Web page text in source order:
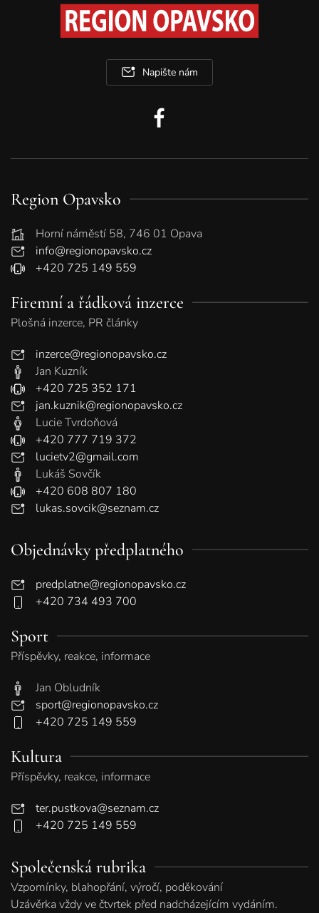
Napište nám
Region Opavsko
Horní náměstí 58, 746 01 Opava
info@regionopavsko.cz
+420 725 149 559
Firemní a řádková inzerce
Plošná inzerce, PR články
inzerce@regionopavsko.cz
Jan Kuzník
+420 725 352 171
jan.kuznik@regionopavsko.cz
Lucie Tvrdoňová
+420 777 719 372
lucietv2@gmail.com
Lukáš Sovčík
+420 608 807 180
lukas.sovcik@seznam.cz
Objednávky předplatného
predplatne@regionopavsko.cz
+420 734 493 700
Sport
Příspěvky, reakce, informace
Jan Obludník
sport@regionopavsko.cz
+420 725 149 559
Kultura
Příspěvky, reakce, informace
ter.pustkova@seznam.cz
+420 725 149 559
Společenská rubrika
Vzpomínky, blahopřání, výročí, poděkování
Uzávěrka vždy ve čtvrtek před nadcházejícím vydáním.